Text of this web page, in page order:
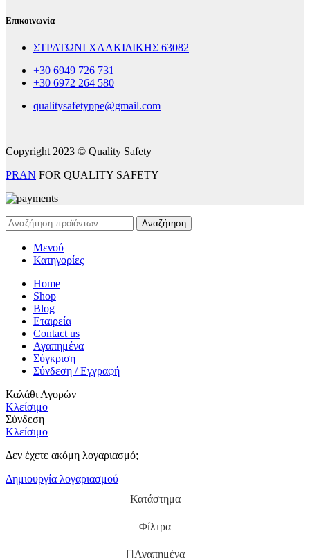
Επικοινωνία
ΣΤΡΑΤΩΝΙ ΧΑΛΚΙΔΙΚΗΣ 63082
+30 6949 726 731
+30 6972 264 580
qualitysafetyppe@gmail.com
Copyright 2023 © Quality Safety
PRAN FOR QUALITY SAFETY
Αναζήτηση
Μενού
Κατηγορίες
Home
Shop
Blog
Εταιρεία
Contact us
Αγαπημένα
Σύγκριση
Σύνδεση / Εγγραφή
Καλάθι Αγορών
Κλείσιμο
Σύνδεση
Κλείσιμο
Δεν έχετε ακόμη λογαριασμό;
Δημιουργία λογαριασμού
Κατάστημα
Φίλτρα
Αγαπημένα